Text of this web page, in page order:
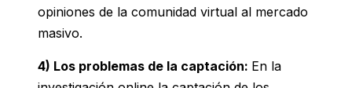
opiniones de la comunidad virtual al mercado
masivo.
4) Los problemas de la captación: En la